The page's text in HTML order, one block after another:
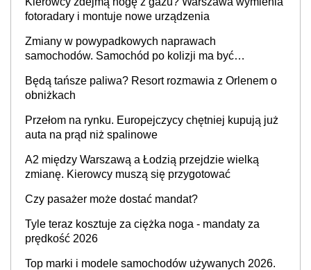
fotoradary i montuje nowe urządzenia
Zmiany w powypadkowych naprawach
samochodów. Samochód po kolizji ma być
producenta
Będą tańsze paliwa? Resort rozmawia z Orlenem o
obniżkach
Przełom na rynku. Europejczycy chętniej kupują już
auta na prąd niż spalinowe
A2 między Warszawą a Łodzią przejdzie wielką
zmianę. Kierowcy muszą się przygotować
Czy pasażer może dostać mandat?
Tyle teraz kosztuje za ciężka noga - mandaty za
prędkość 2026
Top marki i modele samochodów używanych 2026.